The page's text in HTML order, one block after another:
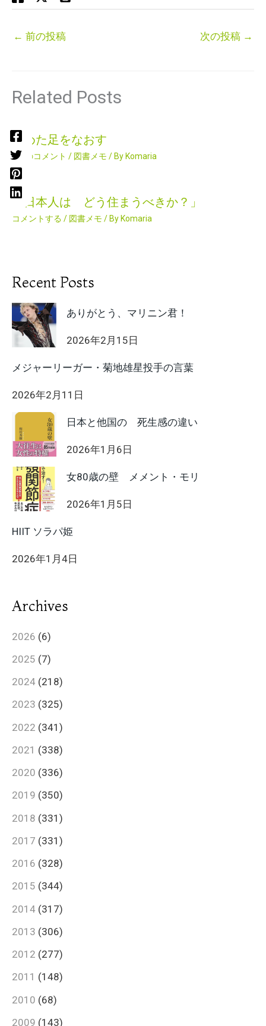
← 前の投稿 次の投稿 →
Related Posts
痛めた足をなおす
2件のコメント / 図書メモ / By Komaria
「日本人は どう住まうべきか？」
コメントする / 図書メモ / By Komaria
Recent Posts
ありがとう、マリニン君！
2026年2月15日
メジャーリーガー・菊地雄星投手の言葉
2026年2月11日
日本と他国の 死生感の違い
2026年1月6日
女80歳の壁 メメント・モリ
2026年1月5日
HIIT ソラパ姫
2026年1月4日
Archives
2026 (6)
2025 (7)
2024 (218)
2023 (325)
2022 (341)
2021 (338)
2020 (336)
2019 (350)
2018 (331)
2017 (331)
2016 (328)
2015 (344)
2014 (317)
2013 (306)
2012 (277)
2011 (148)
2010 (68)
2009 (143)